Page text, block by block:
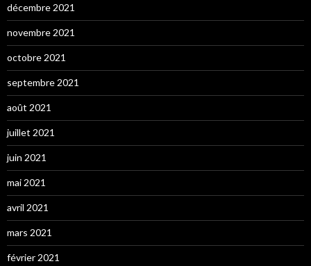
décembre 2021
novembre 2021
octobre 2021
septembre 2021
août 2021
juillet 2021
juin 2021
mai 2021
avril 2021
mars 2021
février 2021